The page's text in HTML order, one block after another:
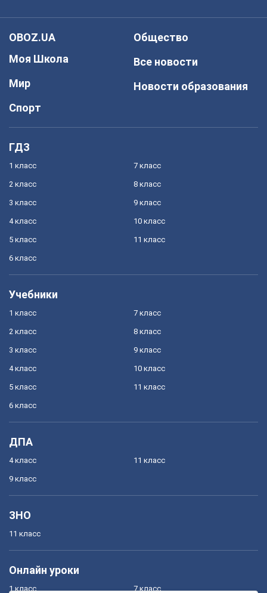
OBOZ.UA
Моя Школа
Мир
Спорт
Общество
Все новости
Новости образования
ГДЗ
1 класс
2 класс
3 класс
4 класс
5 класс
6 класс
7 класс
8 класс
9 класс
10 класс
11 класс
Учебники
1 класс
2 класс
3 класс
4 класс
5 класс
6 класс
7 класс
8 класс
9 класс
10 класс
11 класс
ДПА
4 класс
9 класс
11 класс
ЗНО
11 класс
Онлайн уроки
1 класс 7 класс